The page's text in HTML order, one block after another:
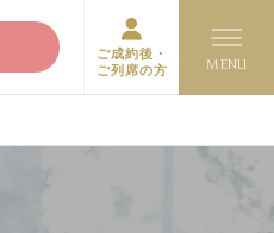
ご成約後・
ご列席の方